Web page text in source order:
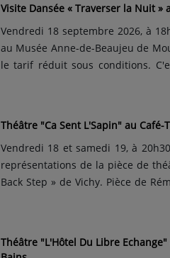
2026 qui s'annonce ...
Visite Dansée « Traverser la Nuit
Vendredi 18 septembre 2026, à
au Musée Anne-de-Beaujeu de
le tarif réduit sous conditions.
Théâtre "Ca Sent L'Sapin" au Café-
Vendredi 18 et samedi 19, à
représentations de la pièce de
Back Step » de Vichy. Pièce de
Théâtre "L'Hôtel Du Libre